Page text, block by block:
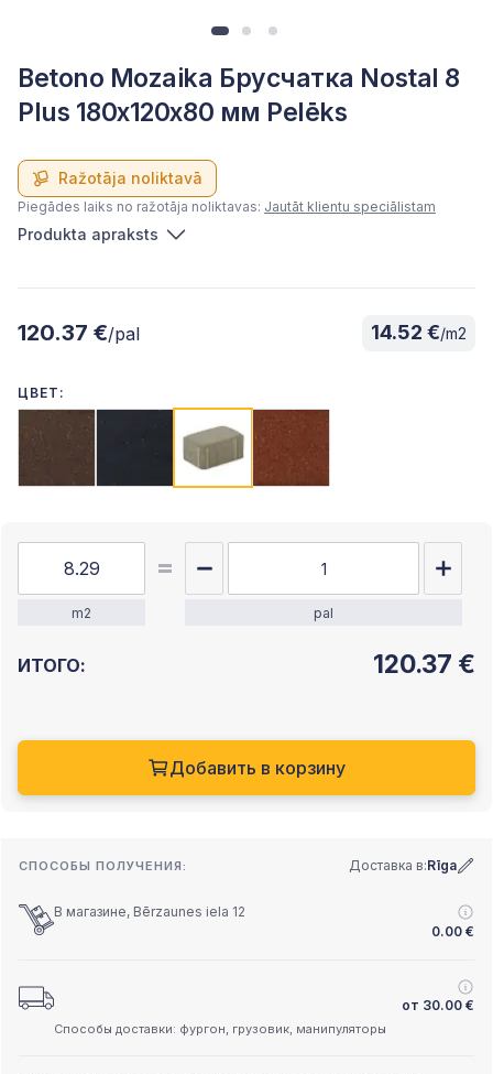
Betono Mozaika Брусчатка Nostal 8
Plus 180x120x80 мм Pelēks
Ražotāja noliktavā
Piegādes laiks no ražotāja noliktavas: Jautāt klientu speciālistam
Produkta apraksts
120.37 €/pal 14.52 €/m2
ЦВЕТ:
m2 pal
ИТОГО: 120.37 €
Добавить в корзину
СПОСОБЫ ПОЛУЧЕНИЯ: Доставка в:Rīga
В магазине, Bērzaunes iela 12
0.00 €
от 30.00 €
Способы доставки: фургон, грузовик, манипуляторы